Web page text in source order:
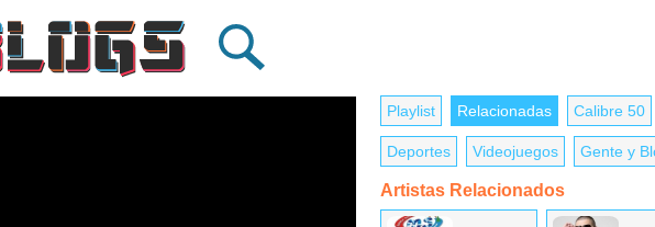
Playlist Relacionadas Calibre 50
Deportes Videojuegos Gente y
Artistas Relacionados